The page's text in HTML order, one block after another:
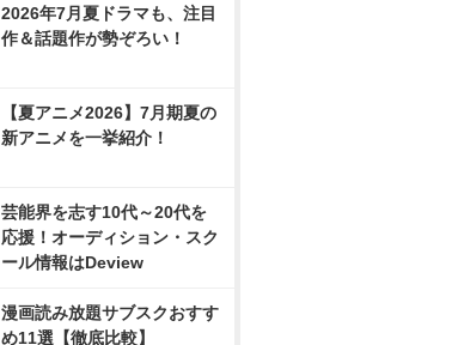
2026年7月夏ドラマも、注目
作＆話題作が勢ぞろい！
【夏アニメ2026】7月期夏の
新アニメを一挙紹介！
芸能界を志す10代～20代を
応援！オーディション・スク
ール情報はDeview
漫画読み放題サブスクおすす
め11選【徹底比較】